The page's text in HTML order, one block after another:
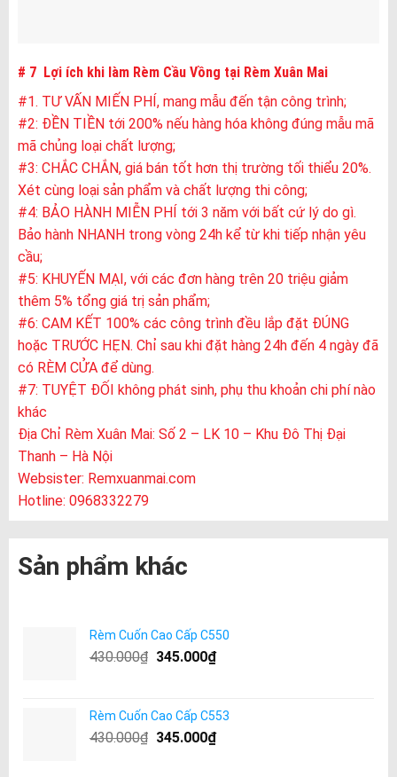
# 7 Lợi ích khi làm Rèm Cầu Vồng tại Rèm Xuân Mai
#1. TƯ VẤN MIẾN PHÍ, mang mẫu đến tận công trình;
#2: ĐỀN TIỀN tới 200% nếu hàng hóa không đúng mẫu mã
mã chủng loại chất lượng;
#3: CHẮC CHẮN, giá bán tốt hơn thị trường tối thiểu 20%.
Xét cùng loại sản phẩm và chất lượng thi công;
#4: BẢO HÀNH MIỄN PHÍ tới 3 năm với bất cứ lý do gì.
Bảo hành NHANH trong vòng 24h kể từ khi tiếp nhận yêu
cầu;
#5: KHUYẾN MẠI, với các đơn hàng trên 20 triệu giảm
thêm 5% tổng giá trị sản phẩm;
#6: CAM KẾT 100% các công trình đều lắp đặt ĐÚNG
hoặc TRƯỚC HẸN. Chỉ sau khi đặt hàng 24h đến 4 ngày đã
có RÈM CỬA để dùng.
#7: TUYỆT ĐỐI không phát sinh, phụ thu khoản chi phí nào
khác
Địa Chỉ Rèm Xuân Mai: Số 2 – LK 10 – Khu Đô Thị Đại
Thanh – Hà Nội
Websister: Remxuanmai.com
Hotline: 0968332279
Sản phẩm khác
Rèm Cuốn Cao Cấp C550
430.000₫ 345.000₫
Rèm Cuốn Cao Cấp C553
430.000₫ 345.000₫